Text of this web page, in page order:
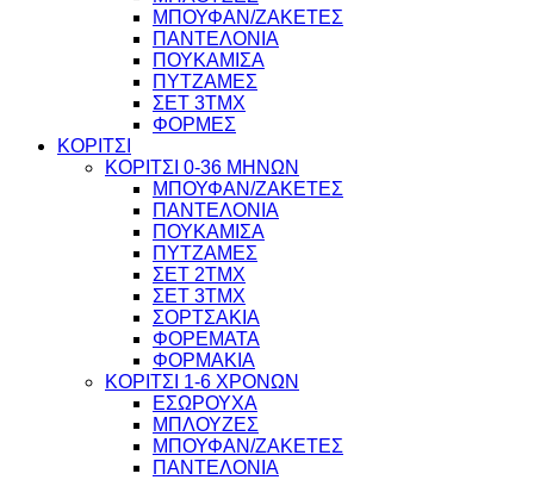
ΜΠΟΥΦΑΝ/ΖΑΚΕΤΕΣ
ΠΑΝΤΕΛΟΝΙΑ
ΠΟΥΚΑΜΙΣΑ
ΠΥΤΖΑΜΕΣ
ΣΕΤ 3ΤΜΧ
ΦΟΡΜΕΣ
ΚΟΡΙΤΣΙ
ΚΟΡΙΤΣΙ 0-36 ΜΗΝΩΝ
ΜΠΟΥΦΑΝ/ΖΑΚΕΤΕΣ
ΠΑΝΤΕΛΟΝΙΑ
ΠΟΥΚΑΜΙΣΑ
ΠΥΤΖΑΜΕΣ
ΣΕΤ 2ΤΜΧ
ΣΕΤ 3ΤΜΧ
ΣΟΡΤΣΑΚΙΑ
ΦΟΡΕΜΑΤΑ
ΦΟΡΜΑΚΙΑ
ΚΟΡΙΤΣΙ 1-6 ΧΡΟΝΩΝ
ΕΣΩΡΟΥΧΑ
ΜΠΛΟΥΖΕΣ
ΜΠΟΥΦΑΝ/ΖΑΚΕΤΕΣ
ΠΑΝΤΕΛΟΝΙΑ